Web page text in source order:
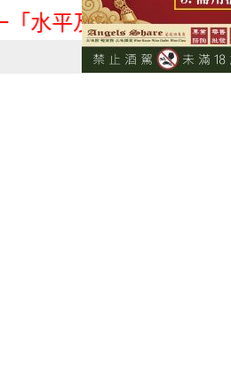
水平及垂直整合、一